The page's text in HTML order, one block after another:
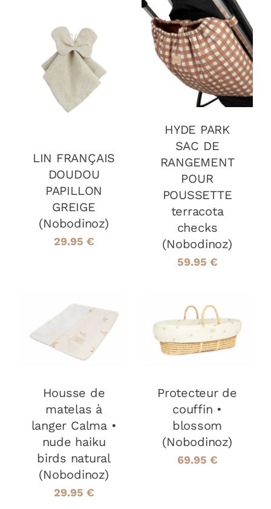
AJOUTER AU
PANIER
/
LIN FRANÇAIS
DOUDOU
PAPILLON
GREIGE
(Nobodinoz)
29.95 €
AJOUTER AU
PANIER
/
DÉTAILS
HYDE PARK
SAC DE
RANGEMENT
POUR
POUSSETTE
terracota
checks
(Nobodinoz)
59.95 €
AJOUTER AU
DÉTAILS
Housse de
matelas à
langer Calma •
nude haiku
birds natural
(Nobodinoz)
29.95 €
AJOUTER AU
PANIER
/
DÉTAILS
Protecteur de
couffin •
blossom
(Nobodinoz)
69.95 €